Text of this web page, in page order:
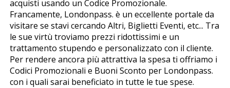
acquisti usando un Codice Promozionale.
Francamente, Londonpass. è un eccellente portale da
visitare se stavi cercando Altri, Biglietti Eventi, etc... Tra
le sue virtù troviamo prezzi ridottissimi e un
trattamento stupendo e personalizzato con il cliente.
Per rendere ancora più attrattiva la spesa ti offriamo i
Codici Promozionali e Buoni Sconto per Londonpass.
con i quali sarai beneficiato in tutte le tue spese.